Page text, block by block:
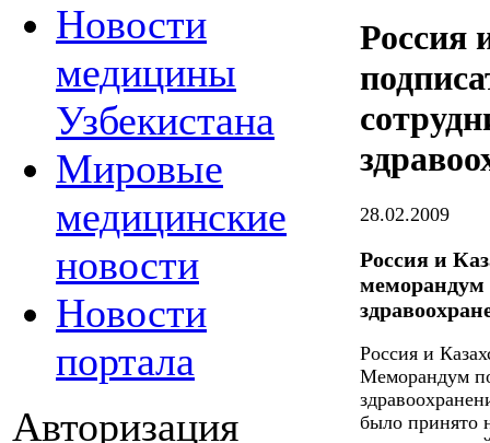
Новости
медицины
Узбекистана
Мировые
медицинские
новости
Новости
портала
Авторизация
Россия
28.02.2009
Россия и
меморандум
Россия и
Меморандум
было принято